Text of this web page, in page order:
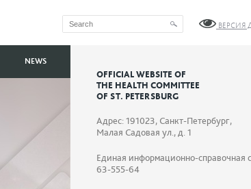
ВЕРСИЯ
OFFICIAL WEBSITE OF
THE HEALTH COMMITTEE
OF ST. PETERSBURG
Адрес: 191023, Санкт-Петербург,
Малая Садовая ул., д. 1
Единая информационно-справочная
63-555-64
NEWS